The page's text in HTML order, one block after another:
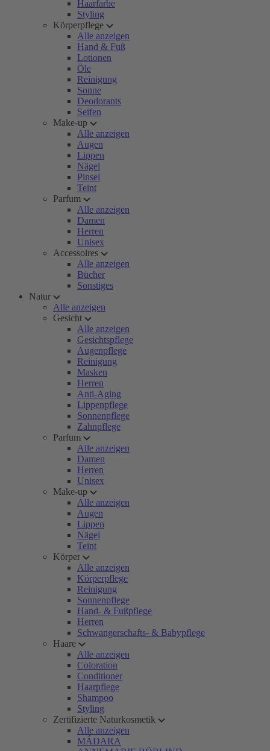
Haarfarbe
Styling
Körperpflege
Alle anzeigen
Hand & Fuß
Lotionen
Öle
Reinigung
Sonne
Deodorants
Seifen
Make-up
Alle anzeigen
Augen
Lippen
Nägel
Pinsel
Teint
Parfum
Alle anzeigen
Damen
Herren
Unisex
Accessoires
Alle anzeigen
Bücher
Sonstiges
Natur
Alle anzeigen
Gesicht
Alle anzeigen
Gesichtspflege
Augenpflege
Reinigung
Masken
Herren
Anti-Aging
Lippenpflege
Sonnenpflege
Zahnpflege
Parfum
Alle anzeigen
Damen
Herren
Unisex
Make-up
Alle anzeigen
Augen
Lippen
Nägel
Teint
Körper
Alle anzeigen
Körperpflege
Reinigung
Sonnenpflege
Hand- & Fußpflege
Herren
Schwangerschafts- & Babypflege
Haare
Alle anzeigen
Coloration
Conditioner
Haarpflege
Shampoo
Styling
Zertifizierte Naturkosmetik
Alle anzeigen
MÁDARA